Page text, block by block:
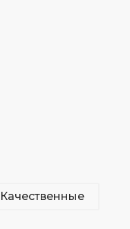
Качественные